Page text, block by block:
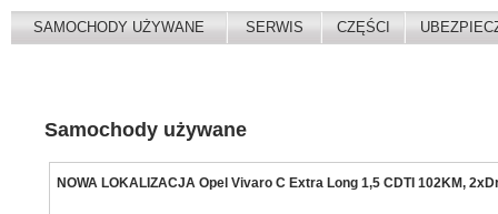
SAMOCHODY UŻYWANE SERWIS CZĘŚCI
Samochody używane
NOWA LOKALIZACJA Opel Vivaro C Extra Long 1,5 CDTI 102KM,